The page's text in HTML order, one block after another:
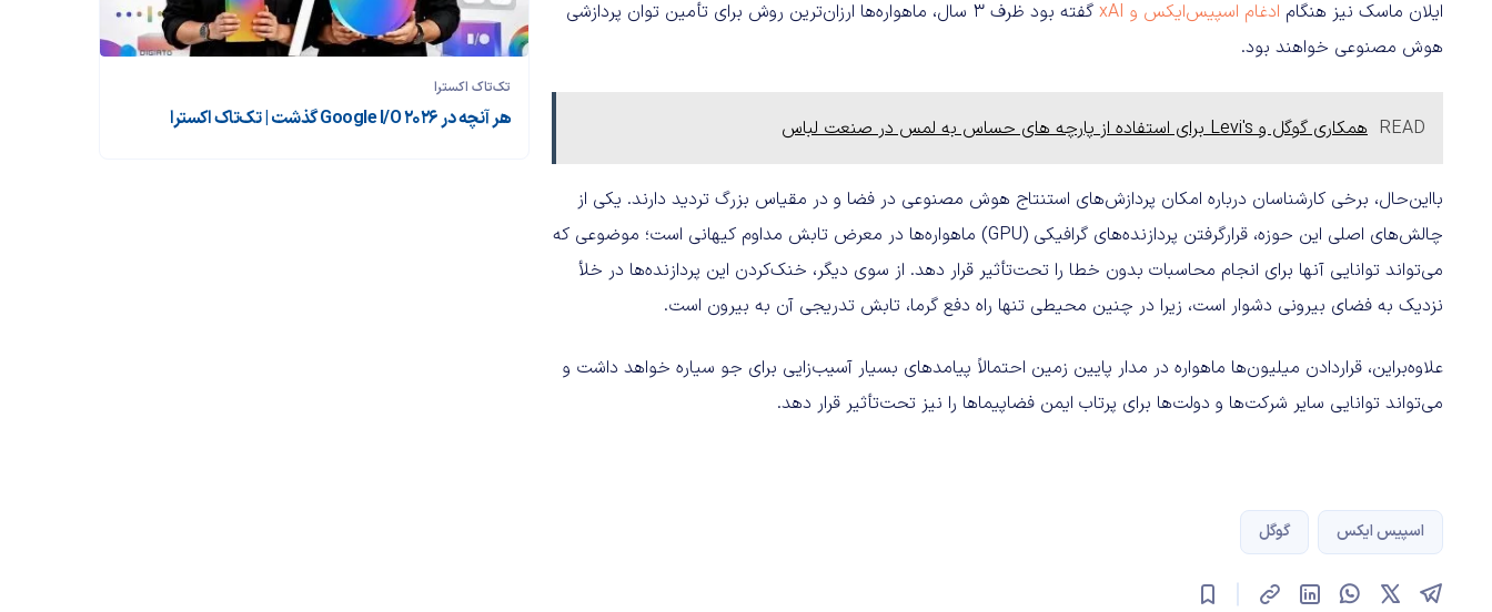
تک‌تاک اکسترا
هر آنچه در Google I/O 2026 گذشت | تک‌تاک اکسترا
ایلان ماسک نیز هنگام ادغام اسپیس‌ایکس و xAI
گفته بود ظرف ۳ سال، ماهواره‌ها ارزان‌ترین روش برای تأمین توان پردازشی
هوش مصنوعی خواهند بود.
READ همکاری گوگل و Levi's برای استفاده از پارچه های حساس به لمس در صنعت لباس
بااین‌حال، برخی کارشناسان درباره امکان پردازش‌های استنتاج هوش مصنوعی در فضا و در مقیاس بزرگ تردید دارند. یکی از
چالش‌های اصلی این حوزه، قرارگرفتن پردازنده‌های گرافیکی (GPU) ماهواره‌ها در معرض تابش مداوم کیهانی است؛ موضوعی که
می‌تواند توانایی آنها برای انجام محاسبات بدون خطا را تحت‌تأثیر قرار دهد. از سوی دیگر، خنک‌کردن این پردازنده‌ها در خلأ
نزدیک به فضای بیرونی دشوار است، زیرا در چنین محیطی تنها راه دفع گرما، تابش تدریجی آن به بیرون است.
علاوه‌براین، قراردادن میلیون‌ها ماهواره در مدار پایین زمین احتمالاً پیامدهای بسیار آسیب‌زایی برای جو سیاره خواهد داشت و
می‌تواند توانایی سایر شرکت‌ها و دولت‌ها برای پرتاب ایمن فضاپیماها را نیز تحت‌تأثیر قرار دهد.
اسپیس ایکس گوگل